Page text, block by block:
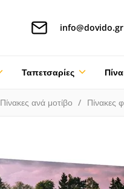
info@dovido.gr
Ταπετσαρίες
Πίνακες ανά μοτίβο Πίνακες